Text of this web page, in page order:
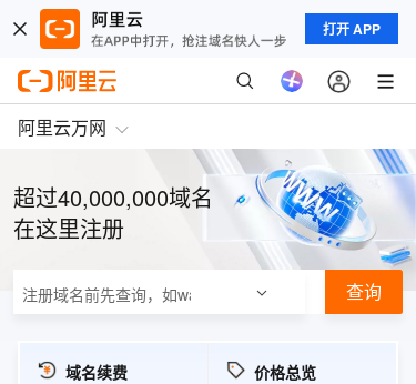
打开 APP
阿里云万网
超过40,000,000域名
在这里注册
查询
域名续费 价格总览